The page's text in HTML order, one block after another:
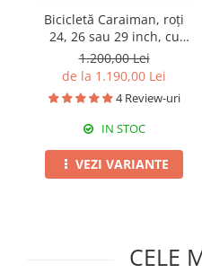
Pilote cu blăniță
Bicicletă Caraiman, roți
24, 26 sau 29 inch, cu
dublă suspensie, frâne
pe disc, cameleon
1.200,00 Lei
de la 1.190,00 Lei
4 Review-uri
IN STOC
VEZI VARIANTE
CELE